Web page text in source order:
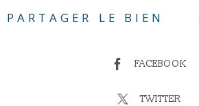
PARTAGER LE BIEN
FACEBOOK
TWITTER